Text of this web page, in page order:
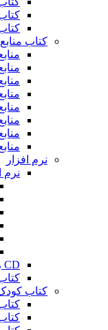
کتاب
نرم افزار
نرم
CD روانشناسی
کتاب